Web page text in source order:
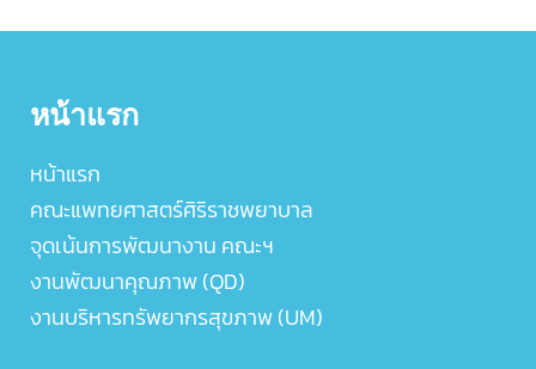
หน้าแรก
หน้าแรก
คณะแพทยศาสตร์ศิริราชพยาบาล
จุดเน้นการพัฒนางาน คณะฯ
งานพัฒนาคุณภาพ (QD)
งานบริหารทรัพยากรสุขภาพ (UM)